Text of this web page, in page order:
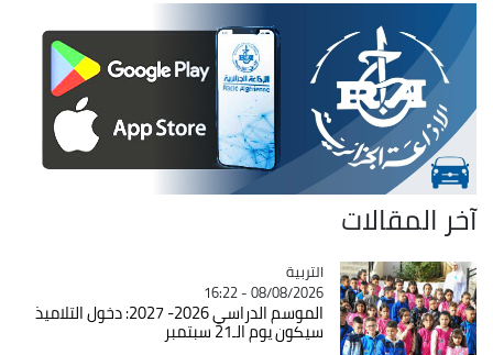
آخر المقالات
Catégorie
التربية
08/08/2026 - 16:22
الموسم الدراسي 2026- 2027: دخول التلاميذ
سيكون يوم الـ21 سبتمبر